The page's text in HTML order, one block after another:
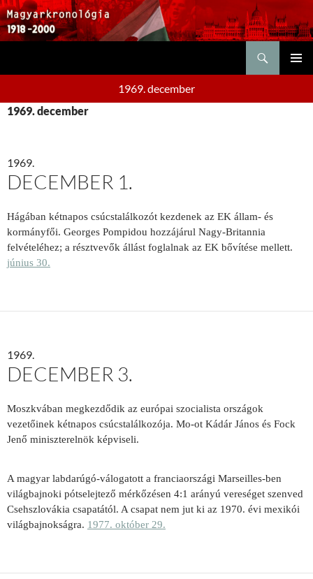
1969. december
1969. december
1969.
DECEMBER 1.
Hágában kétnapos csúcstalálkozót kezdenek az EK állam- és
kormányfői. Georges Pompidou hozzájárul Nagy-Britannia
felvételéhez; a résztvevők állást foglalnak az EK bővítése mellett.
június 30.
1969.
DECEMBER 3.
Moszkvában megkezdődik az európai szocialista országok
vezetőinek kétnapos csúcstalálkozója. Mo-ot Kádár János és Fock
Jenő miniszterelnök képviseli.
A magyar labdarúgó-válogatott a franciaországi Marseilles-ben
világbajnoki pótselejtező mérkőzésen 4:1 arányú vereséget szenved
Csehszlovákia csapatától. A csapat nem jut ki az 1970. évi mexikói
világbajnokságra. 1977. október 29.